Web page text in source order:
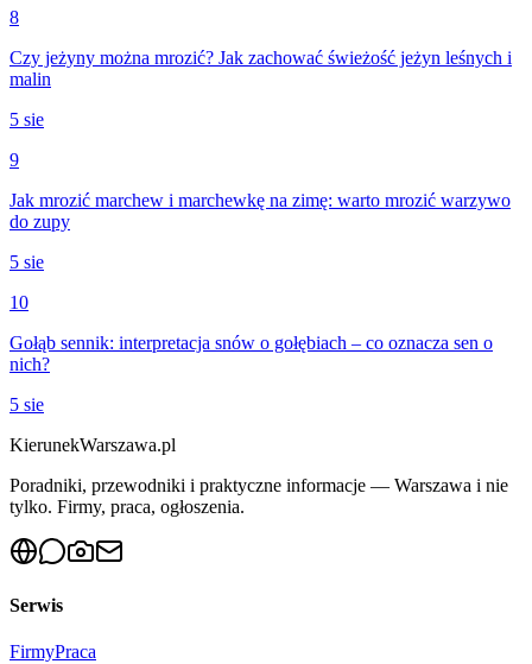
8
Czy jeżyny można mrozić? Jak zachować świeżość jeżyn leśnych i
malin
5 sie
9
Jak mrozić marchew i marchewkę na zimę: warto mrozić warzywo
do zupy
5 sie
10
Gołąb sennik: interpretacja snów o gołębiach – co oznacza sen o
nich?
5 sie
KierunekWarszawa.pl
Poradniki, przewodniki i praktyczne informacje — Warszawa i nie
tylko. Firmy, praca, ogłoszenia.
Serwis
FirmyPraca